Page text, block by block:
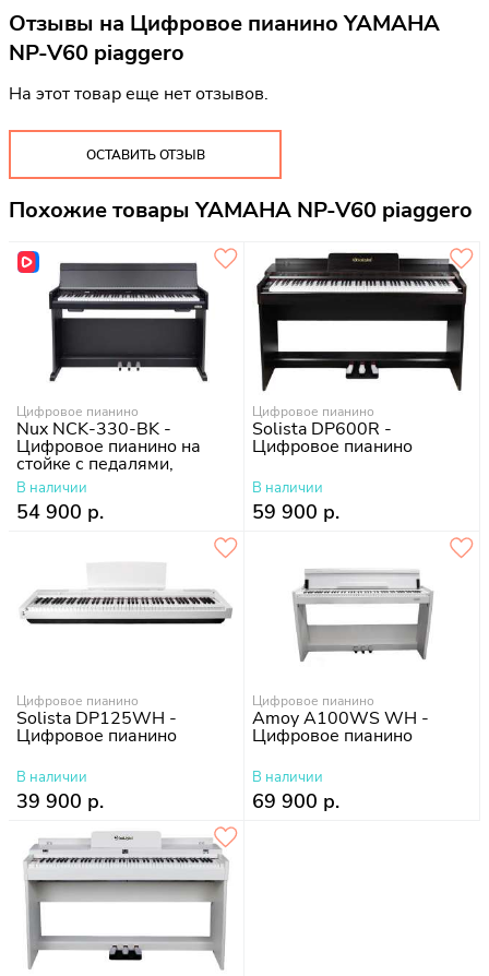
Отзывы на Цифровое пианино YAMAHA
NP-V60 piaggero
На этот товар еще нет отзывов.
ОСТАВИТЬ ОТЗЫВ
Похожие товары YAMAHA NP-V60 piaggero
Цифровое пианино
Nux NCK-330-BK -
Цифровое пианино на
стойке с педалями,
черное
В наличии
54 900 р.
Цифровое пианино
Solista DP600R -
Цифровое пианино
В наличии
59 900 р.
Цифровое пианино
Solista DP125WH -
Цифровое пианино
В наличии
39 900 р.
Цифровое пианино
Amoy A100WS WH -
Цифровое пианино
В наличии
69 900 р.